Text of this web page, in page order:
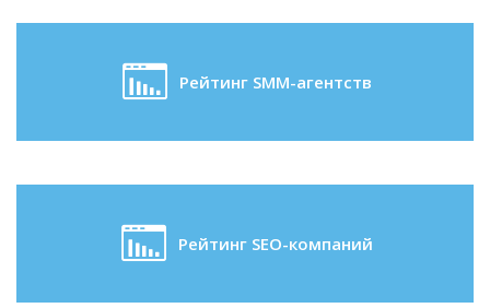
Рейтинг SMM-агентств
Рейтинг SEO-компаний